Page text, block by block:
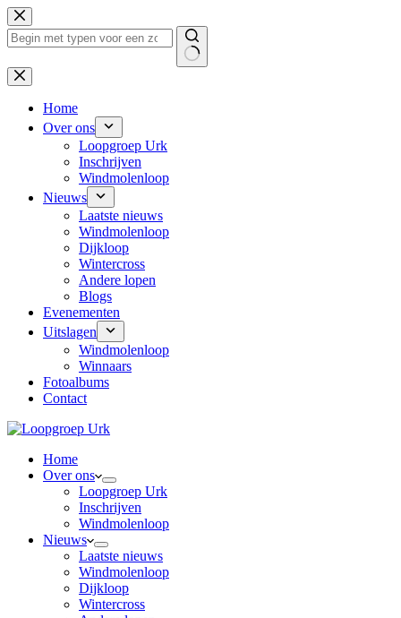
Ga
naar
de
Geen
resultaten
Home
Over ons
Loopgroep Urk
Inschrijven
Windmolenloop
Nieuws
Laatste nieuws
Windmolenloop
Dijkloop
Wintercross
Andere lopen
Blogs
Evenementen
Uitslagen
Windmolenloop
Winnaars
Fotoalbums
Contact
Home
Over ons
Loopgroep Urk
Inschrijven
Windmolenloop
Nieuws
Laatste nieuws
Windmolenloop
Dijkloop
Wintercross